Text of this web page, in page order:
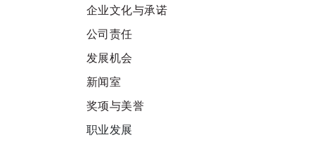
企业文化与承诺
公司责任
发展机会
新闻室
奖项与美誉
职业发展